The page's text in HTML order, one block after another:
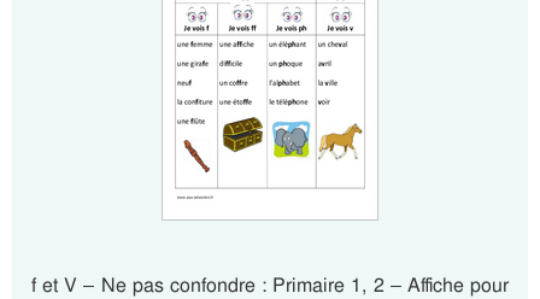
f et V – Ne pas confondre : Primaire 1, 2 – Affiche pour